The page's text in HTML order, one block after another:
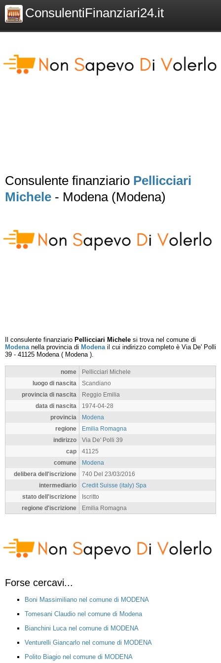
ConsulentiFinanziari24.it
Consulente finanziario Pellicciari
Michele - Modena (Modena)
Il consulente finanziario Pellicciari Michele si trova nel comune di
Modenanella provincia di Modenail cui indirizzo completo è Via De' Polli
39 - 41125 Modena( Modena).
nome
Pellicciari Michele
luogo di nascita
Scandiano
provincia di nascita
Reggio Emilia
data di nascita
1974-04-28
provincia
Modena
regione
Emilia Romagna
indirizzo
Via De' Polli 39
cap
41125
comune
Modena
delibera dell'iscrizione
740 Del 23/03/2016
intermediario
Credit Suisse (italy) Spa
stato dell'iscrizione
Iscritto
regione d'iscrizione
Emilia Romagna
Forse cercavi...
Boni Massimiliano nel comune di MODENA
Tomesani Claudio nel comune di Modena
Bianchini Luca nel comune di MODENA
Venturelli Giancarlo nel comune di MODENA
Polito Biagio nel comune di MODENA